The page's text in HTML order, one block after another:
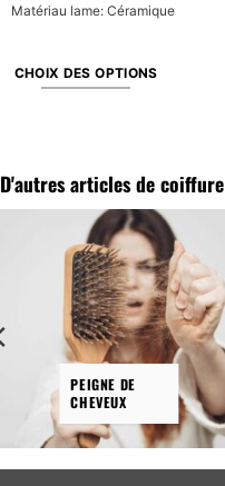
Matériau lame: Céramique
CHOIX DES OPTIONS
plusieurs
options
peuvent
choisies
D'autres articles de coiffure
PEIGNE DE
CHEVEUX